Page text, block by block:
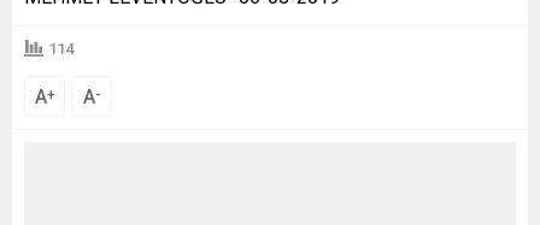
114
A+ A-